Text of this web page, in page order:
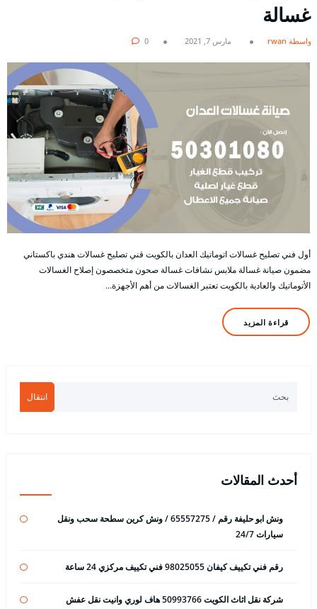
غسالة
بواسطة rwan مارس 7, 2021 0
أول فني تصليح غسالات اتوماتيك العدان بالكويت قني تصليح غسالات هندي باكستاني
مضمون صيانة غسالة ملابس نشافات غسالة صحون متخصصون إصلاح الغسالات
الأتوماتيك والعادية بالكويت تعتبر الغسالات من أهم الأجهزة…
قراءة المزيد
انتقال
أحدث المقالات
ونش ابو حليفة رقم / 65557275 / ونش كرين سطحة سحب ونقل
سيارات 24/7
رقم فني تكييف كيفان 98025055 فني تكييف مركزي 24 ساعة
شركة نقل اثاث الكويت 50993766 هاف لوري وانيت نقل عفش